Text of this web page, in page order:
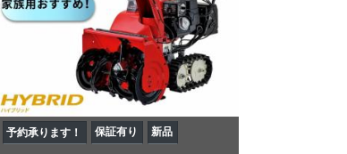
予約承ります！ 保証有り 新品